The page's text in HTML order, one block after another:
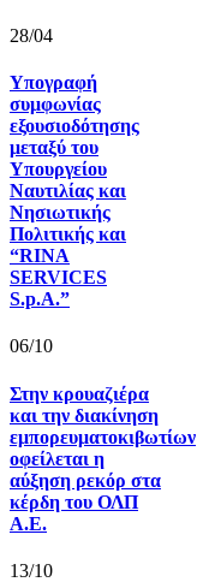
28/04
Υπογραφή
συμφωνίας
εξουσιοδότησης
μεταξύ του
Υπουργείου
Ναυτιλίας και
Νησιωτικής
Πολιτικής και
“RINA
SERVICES
S.p.A.”
06/10
Στην κρουαζιέρα
και την διακίνηση
εμπορευματοκιβωτίων
οφείλεται η
αύξηση ρεκόρ στα
κέρδη του ΟΛΠ
Α.Ε.
13/10